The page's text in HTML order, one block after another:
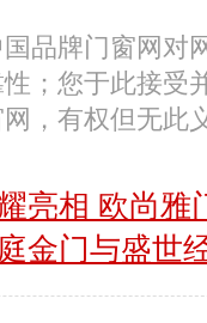
国品牌门窗网对
；您于此接受
，有权但无此
亮相 欧尚雅
金门与盛世